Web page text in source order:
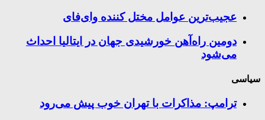
عجیب‌ترین عوامل مختل کننده وای‌فای
دومین راه‌آهن خورشیدی جهان در ایتالیا احداث
می‌شود
سیاسی
ترامپ: مذاکرات با تهران خوب پیش می‌رود